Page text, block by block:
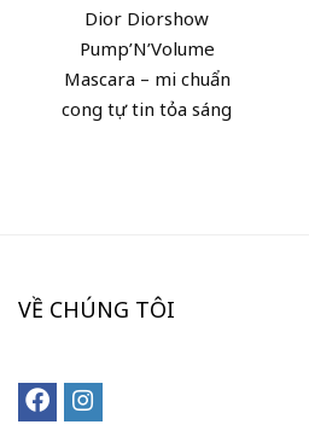
Dior Diorshow
Pump’N’Volume
Mascara – mi chuẩn
cong tự tin tỏa sáng
VỀ CHÚNG TÔI